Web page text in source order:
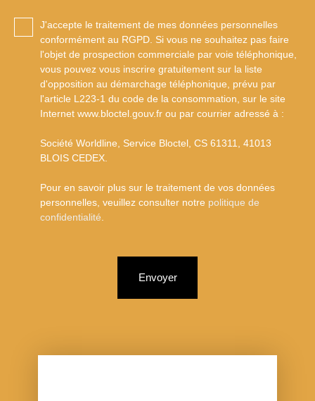
J'accepte le traitement de mes données personnelles
conformément au RGPD. Si vous ne souhaitez pas faire
l'objet de prospection commerciale par voie téléphonique,
vous pouvez vous inscrire gratuitement sur la liste
d'opposition au démarchage téléphonique, prévu par
l'article L223-1 du code de la consommation, sur le site
Internet www.bloctel.gouv.fr ou par courrier adressé à :
Société Worldline, Service Bloctel, CS 61311, 41013
BLOIS CEDEX.
Pour en savoir plus sur le traitement de vos données
personnelles, veuillez consulter notre politique de
confidentialité
Envoyer